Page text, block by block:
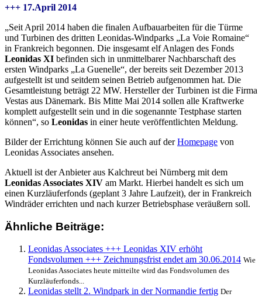
+++ 17.April 2014
„Seit April 2014 haben die finalen Aufbauarbeiten für die Türme
und Turbinen des dritten Leonidas-Windparks „La Voie Romaine“
in Frankreich begonnen. Die insgesamt elf Anlagen des Fonds
Leonidas XI befinden sich in unmittelbarer Nachbarschaft des
ersten Windparks „La Guenelle“, der bereits seit Dezember 2013
aufgestellt ist und seitdem seinen Betrieb aufgenommen hat. Die
Gesamtleistung beträgt 22 MW. Hersteller der Turbinen ist die Firma
Vestas aus Dänemark. Bis Mitte Mai 2014 sollen alle Kraftwerke
komplett aufgestellt sein und in die sogenannte Testphase starten
können“, so Leonidas in einer heute veröffentlichten Meldung.
Bilder der Errichtung können Sie auch auf derHomepage von
Leonidas Associates ansehen.
Aktuell ist der Anbieter aus Kalchreut bei Nürnberg mit dem
Leonidas Associates XIV am Markt. Hierbei handelt es sich um
einen Kurzläuferfonds (geplant 3 Jahre Laufzeit), der in Frankreich
Windräder errichten und nach kurzer Betriebsphase veräußern soll.
Ähnliche Beiträge:
Leonidas Associates +++ Leonidas XIV erhöht
Fondsvolumen +++ Zeichnungsfrist endet am 30.06.2014 Wie
Leonidas Associates heute mitteilte wird das Fondsvolumen des
Kurzläuferfonds...
Leonidas stellt 2. Windpark in der Normandie fertig Der